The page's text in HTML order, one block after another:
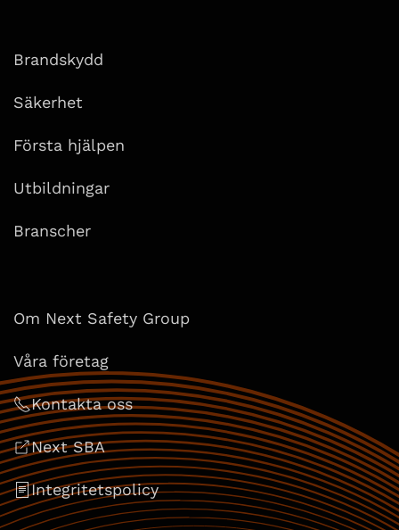
Brandskydd
Säkerhet
Första hjälpen
Utbildningar
Branscher
Om Next Safety Group
Våra företag
Kontakta oss
Next SBA
Integritetspolicy